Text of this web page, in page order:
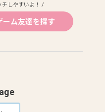
しやすいよ！ /
ーム友達を探す